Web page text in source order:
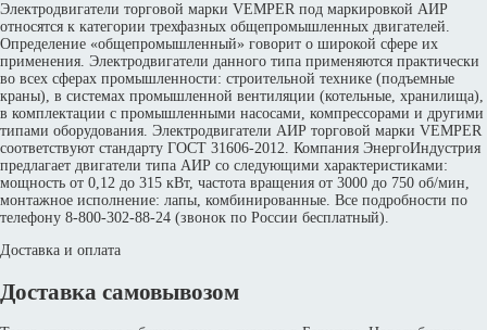
Электродвигатели торговой марки VEMPER под маркировкой АИР
относятся к категории трехфазных общепромышленных двигателей.
Определение «общепромышленный» говорит о широкой сфере их
применения. Электродвигатели данного типа применяются практически
во всех сферах промышленности: строительной технике (подъемные
краны), в системах промышленной вентиляции (котельные, хранилища),
в комплектации с промышленными насосами, компрессорами и другими
типами оборудования. Электродвигатели АИР торговой марки VEMPER
соответствуют стандарту ГОСТ 31606-2012. Компания ЭнергоИндустрия
предлагает двигатели типа АИР со следующими характеристиками:
мощность от 0,12 до 315 кВт, частота вращения от 3000 до 750 об/мин,
монтажное исполнение: лапы, комбинированные. Все подробности по
телефону 8-800-302-88-24 (звонок по России бесплатный).
Доставка и оплата
Доставка самовывозом